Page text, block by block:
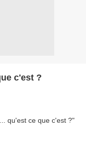
c'est ?